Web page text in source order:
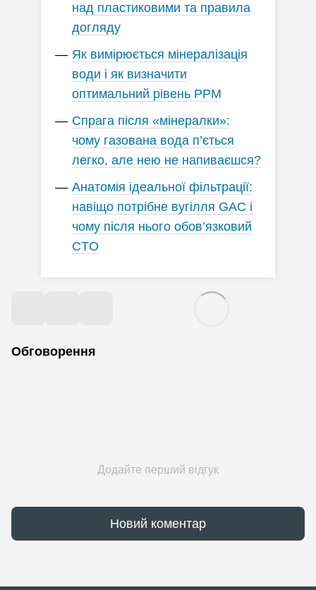
над пластиковими та правила
догляду
Як вимірюється мінералізація
води і як визначити
оптимальний рівень PPM
Спрага після «мінералки»:
чому газована вода п’ється
легко, але нею не напиваєшся?
Анатомія ідеальної фільтрації:
навіщо потрібне вугілля GAC і
чому після нього обов’язковий
CTO
Обговорення
Додайте перший відгук
Новий коментар